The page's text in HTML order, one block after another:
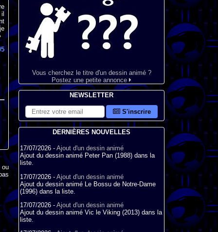
ou
Vous cherchez le titre d'un dessin animé ?
Postez une petite annonce
NEWSLETTER
S'inscrire
DERNIÈRES NOUVELLES
17/07/2026 - Ajout d'un dessin animé
Ajout du dessin animé Peter Pan (1988) dans la
liste.
17/07/2026 - Ajout d'un dessin animé
Ajout du dessin animé Le Bossu de Notre-Dame
(1996) dans la liste.
17/07/2026 - Ajout d'un dessin animé
Ajout du dessin animé Vic le Viking (2013) dans la
liste.